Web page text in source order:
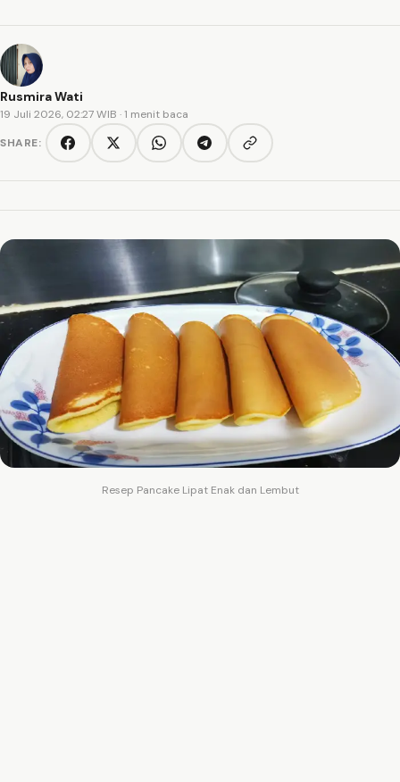
Rusmira Wati
19 Juli 2026, 02:27 WIB · 1 menit baca
SHARE:
FacebookTwitter/XWhatsAppTelegramCopy link
Resep Pancake Lipat Enak dan Lembut